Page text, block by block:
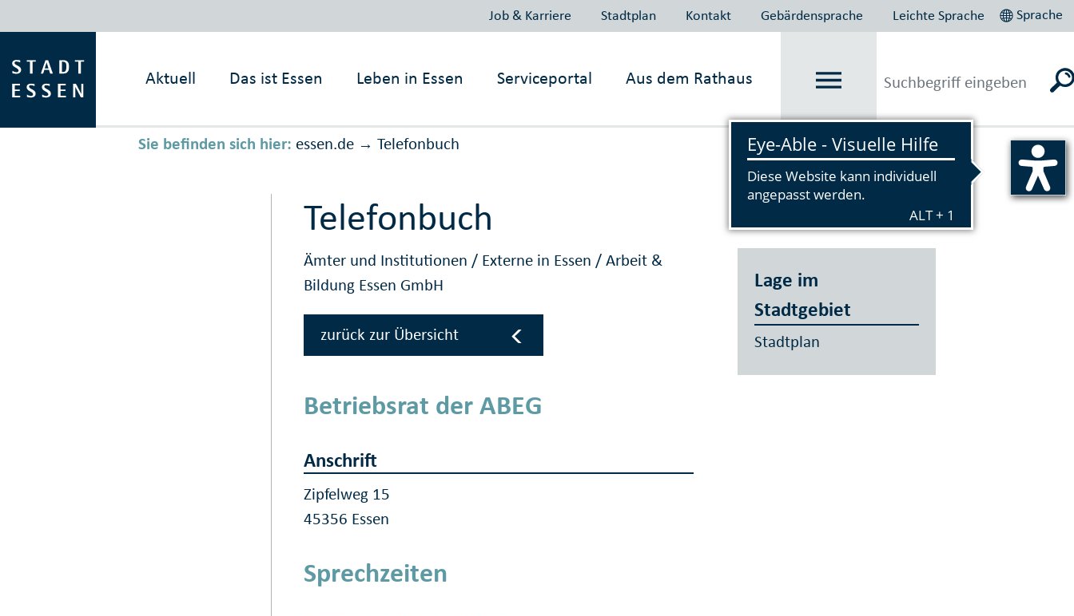
Job & Karriere Stadtplan Kontakt Gebärdensprache Leichte Sprache Sprache
Aktuell Das ist Essen Leben in Essen Serviceportal Aus dem Rathaus
Sie befinden sich hier: essen.de → Telefonbuch Vorlesen
Telefonbuch
Ämter und Institutionen / Externe in Essen /Arbeit &
Bildung Essen GmbH
zurück zur Übersicht
Betriebsrat der ABEG
Anschrift
Zipfelweg 15
45356 Essen
Sprechzeiten
Lage im
Stadtgebiet
Stadtplan